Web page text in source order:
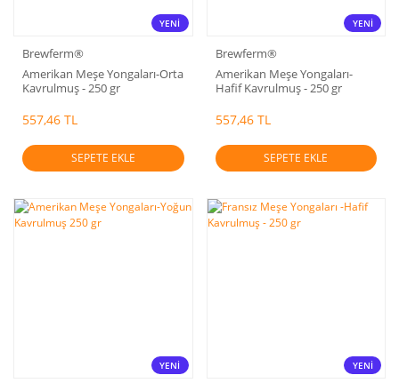
YENİ
Brewferm®
Amerikan Meşe Yongaları-Orta
Kavrulmuş - 250 gr
557,46 TL
SEPETE EKLE
YENİ
Brewferm®
Amerikan Meşe Yongaları-
Hafif Kavrulmuş - 250 gr
557,46 TL
SEPETE EKLE
YENİ YENİ